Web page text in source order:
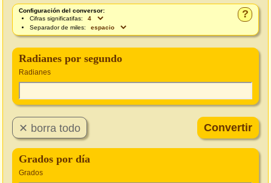
?
Configuración del conversor:
Cifras significatifas:
Separador de miles:
Radianes por segundo
Radianes
Grados por día
Grados